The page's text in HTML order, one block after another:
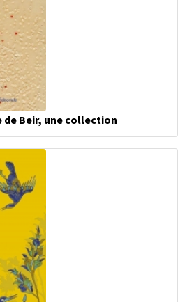
Beir, une collection